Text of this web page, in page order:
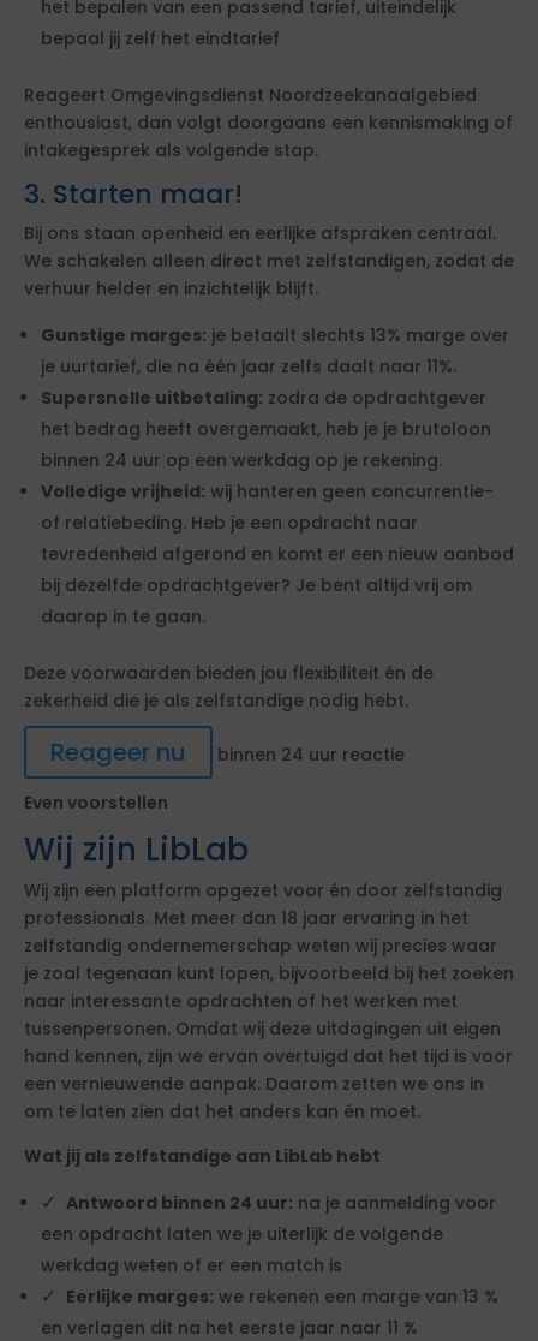
het bepalen van een passend tarief, uiteindelijk
bepaal jij zelf het eindtarief
Reageert Omgevingsdienst Noordzeekanaalgebied
enthousiast, dan volgt doorgaans een kennismaking of
intakegesprek als volgende stap.
3. Starten maar!
Bij ons staan openheid en eerlijke afspraken centraal.
We schakelen alleen direct met zelfstandigen, zodat de
verhuur helder en inzichtelijk blijft.
Gunstige marges: je betaalt slechts 13% marge over
je uurtarief, die na één jaar zelfs daalt naar 11%.
Supersnelle uitbetaling: zodra de opdrachtgever
het bedrag heeft overgemaakt, heb je je brutoloon
binnen 24 uur op een werkdag op je rekening.
Volledige vrijheid: wij hanteren geen concurrentie-
of relatiebeding. Heb je een opdracht naar
tevredenheid afgerond en komt er een nieuw aanbod
bij dezelfde opdrachtgever? Je bent altijd vrij om
daarop in te gaan.
Deze voorwaarden bieden jou flexibiliteit én de
zekerheid die je als zelfstandige nodig hebt.
Reageer nu
binnen 24 uur reactie
Even voorstellen
Wij zijn LibLab
Wij zijn een platform opgezet voor én door zelfstandig
professionals. Met meer dan 18 jaar ervaring in het
zelfstandig ondernemerschap weten wij precies waar
je zoal tegenaan kunt lopen, bijvoorbeeld bij het zoeken
naar interessante opdrachten of het werken met
tussenpersonen. Omdat wij deze uitdagingen uit eigen
hand kennen, zijn we ervan overtuigd dat het tijd is voor
een vernieuwende aanpak. Daarom zetten we ons in
om te laten zien dat het anders kan én moet.
Wat jij als zelfstandige aan LibLab hebt
Antwoord binnen 24 uur: na je aanmelding voor
een opdracht laten we je uiterlijk de volgende
werkdag weten of er een match is
Eerlijke marges: we rekenen een marge van 13 %
en verlagen dit na het eerste jaar naar 11 %